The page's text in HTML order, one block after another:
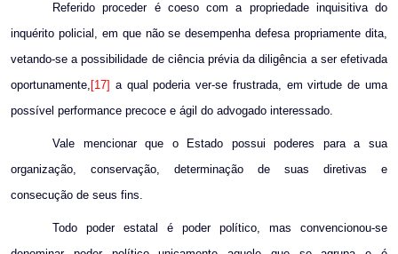
Referido proceder é coeso com a propriedade inquisitiva do
inquérito policial, em que não se desempenha defesa propriamente dita,
vetando-se a possibilidade de ciência prévia da diligência a ser efetivada
oportunamente, [17] a qual poderia ver-se frustrada, em virtude de uma
possível performance precoce e ágil do advogado interessado.
Vale mencionar que o Estado possui poderes para a sua
organização, conservação, determinação de suas diretivas e
consecução de seus fins.
Todo poder estatal é poder político, mas convencionou-se